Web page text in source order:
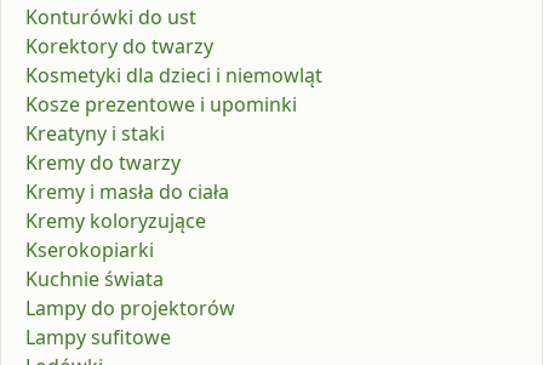
Konturówki do ust
Korektory do twarzy
Kosmetyki dla dzieci i niemowląt
Kosze prezentowe i upominki
Kreatyny i staki
Kremy do twarzy
Kremy i masła do ciała
Kremy koloryzujące
Kserokopiarki
Kuchnie świata
Lampy do projektorów
Lampy sufitowe